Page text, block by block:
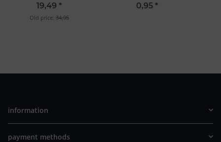
19,49 *
Old price: 34,95
0,95 *
information
payment methods